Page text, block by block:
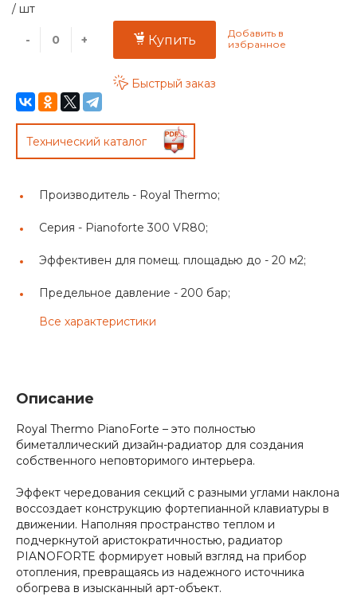
/ шт
- + Купить
Быстрый заказ
Технический каталог
Производитель - Royal Thermo;
Серия - Pianoforte 300 VR80;
Эффективен для помещ. площадью до - 20 м2;
Предельное давление - 200 бар;
Все характеристики
Описание
Royal Thermo PianoForte – это полностью
биметаллический дизайн-радиатор для создания
собственного неповторимого интерьера.
Эффект чередования секций с разными углами наклона
воссоздает конструкцию фортепианной клавиатуры в
движении. Наполняя пространство теплом и
подчеркнутой аристократичностью, радиатор
PIANOFORTE формирует новый взгляд на прибор
отопления, превращаясь из надежного источника
обогрева в изысканный арт-объект.